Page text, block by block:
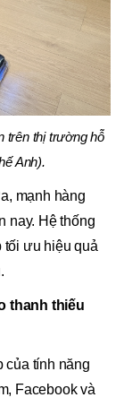
trên thị trường hỗ
Anh).
mạnh hàng
nay. Hệ thống
tối ưu hiệu quả
thanh thiếu
của tính năng
Facebook và